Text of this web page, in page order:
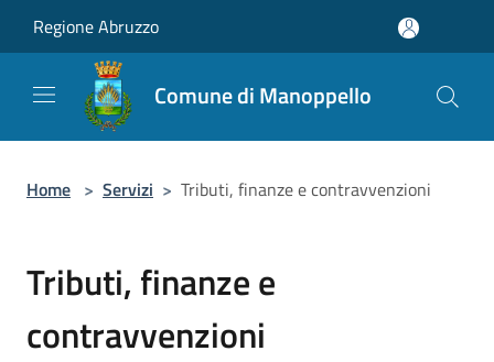
Regione Abruzzo
Comune di Manoppello
Home > Servizi > Tributi, finanze e contravvenzioni
Tributi, finanze e
contravvenzioni